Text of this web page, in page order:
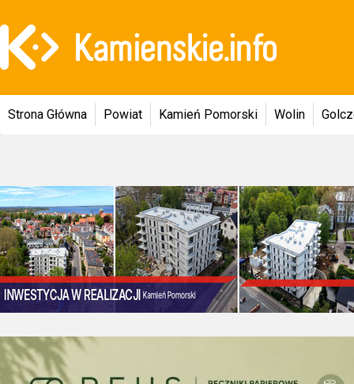
Strona Główna Powiat Kamień Pomorski Wolin